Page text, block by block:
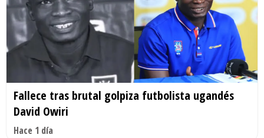
Fallece tras brutal golpiza futbolista ugandés
David Owiri
Hace 1 día